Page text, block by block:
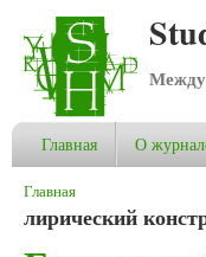
Главная О
Вы здесь
Главная
лирический